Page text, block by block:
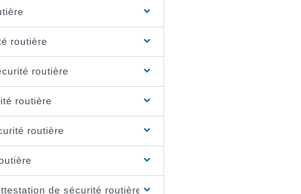
routière
routière
routière
routière
de sécurité routière